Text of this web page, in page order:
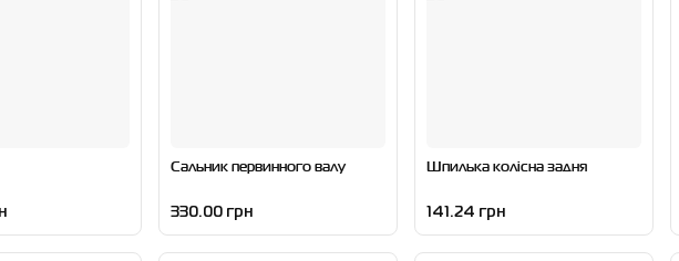
Сальник первинного валу
330.00 грн
Шпилька колісна задня
141.24 грн